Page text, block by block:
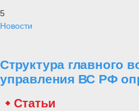
5
Новости
Структура главного
управления ВС РФ
Статьи